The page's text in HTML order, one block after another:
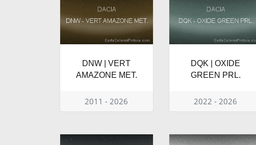
DNW | VERT
AMAZONE MET.
2011 - 2026
DQK | OXIDE
GREEN PRL.
2022 - 2026